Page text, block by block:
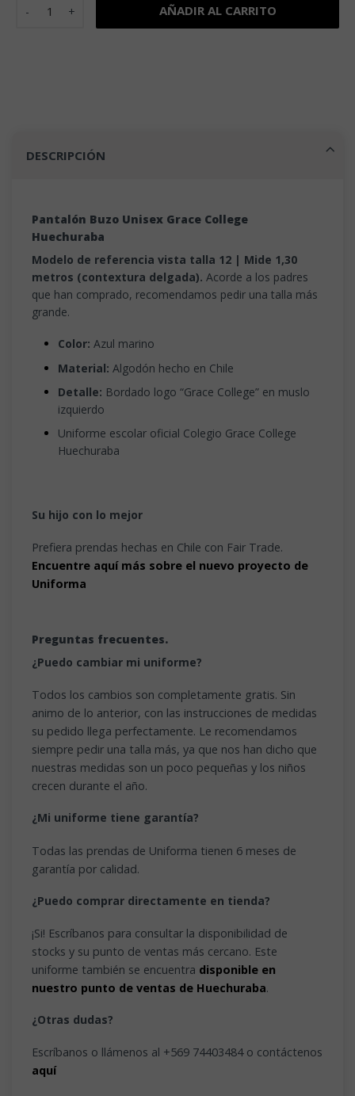
AÑADIR AL CARRITO
DESCRIPCIÓN
Pantalón Buzo Unisex Grace College
Huechuraba
Modelo de referencia vista talla 12 | Mide 1,30
metros (contextura delgada). Acorde a los padres
que han comprado, recomendamos pedir una talla más
grande.
Color: Azul marino
Material: Algodón hecho en Chile
Detalle: Bordado logo “Grace College” en muslo
izquierdo
Uniforme escolar oficial Colegio Grace College
Huechuraba
Su hijo con lo mejor
Prefiera prendas hechas en Chile con Fair Trade.
Encuentre aquí más sobre el nuevo proyecto de
Uniforma
Preguntas frecuentes.
¿Puedo cambiar mi uniforme?
Todos los cambios son completamente gratis. Sin
animo de lo anterior, con las instrucciones de medidas
su pedido llega perfectamente. Le recomendamos
siempre pedir una talla más, ya que nos han dicho que
nuestras medidas son un poco pequeñas y los niños
crecen durante el año.
¿Mi uniforme tiene garantía?
Todas las prendas de Uniforma tienen 6 meses de
garantía por calidad.
¿Puedo comprar directamente en tienda?
¡Si! Escríbanos para consultar la disponibilidad de
stocks y su punto de ventas más cercano. Este
uniforme también se encuentra disponible en
nuestro punto de ventas de Huechuraba.
¿Otras dudas?
Escríbanos o llámenos al +569 74403484 o contáctenos
aquí